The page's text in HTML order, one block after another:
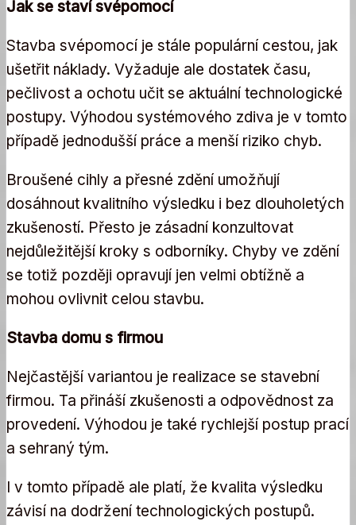
Jak se staví svépomocí
Stavba svépomocí je stále populární cestou, jak
ušetřit náklady. Vyžaduje ale dostatek času,
pečlivost a ochotu učit se aktuální technologické
postupy. Výhodou systémového zdiva je v tomto
případě jednodušší práce a menší riziko chyb.
Broušené cihly a přesné zdění umožňují
dosáhnout kvalitního výsledku i bez dlouholetých
zkušeností. Přesto je zásadní konzultovat
nejdůležitější kroky s odborníky. Chyby ve zdění
se totiž později opravují jen velmi obtížně a
mohou ovlivnit celou stavbu.
Stavba domu s firmou
Nejčastější variantou je realizace se stavební
firmou. Ta přináší zkušenosti a odpovědnost za
provedení. Výhodou je také rychlejší postup prací
a sehraný tým.
I v tomto případě ale platí, že kvalita výsledku
závisí na dodržení technologických postupů.